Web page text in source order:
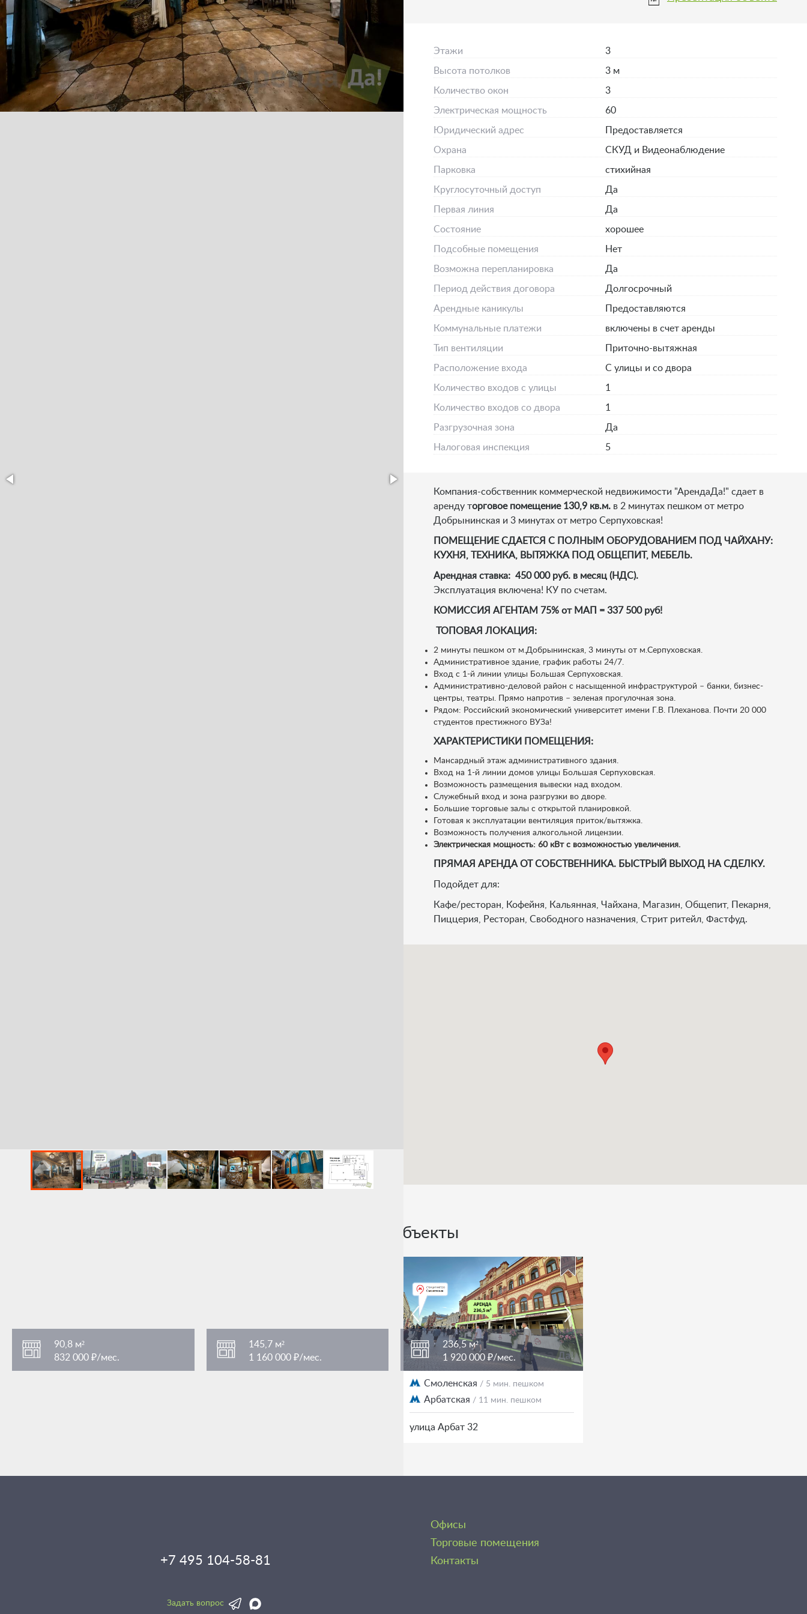
Этажи 3
Высота потолков 3 м
Количество окон 3
Электрическая мощность 60
Юридический адрес Предоставляется
Охрана СКУД и Видеонаблюдение
Парковка стихийная
Круглосуточный доступ Да
Первая линия Да
Состояние хорошее
Подсобные помещения Нет
Возможна перепланировка Да
Период действия договора Долгосрочный
Арендные каникулы Предоставляются
Коммунальные платежи включены в счет аренды
Тип вентиляции Приточно-вытяжная
Расположение входа С улицы и со двора
Количество входов с улицы 1
Количество входов со двора 1
Разгрузочная зона Да
Налоговая инспекция 5
Компания-собственник коммерческой недвижимости "АрендаДа!" сдает в
аренду торговое помещение 130,9 кв.м. в 2 минутах пешком от метро
Добрынинская и 3 минутах от метро Серпуховская!
ПОМЕЩЕНИЕ СДАЕТСЯ С ПОЛНЫМ ОБОРУДОВАНИЕМ ПОД ЧАЙХАНУ:
КУХНЯ, ТЕХНИКА, ВЫТЯЖКА ПОД ОБЩЕПИТ, МЕБЕЛЬ.
Арендная ставка: 450 000 руб. в месяц (НДС).
Эксплуатация включена! КУ по счетам.
КОМИССИЯ АГЕНТАМ 75% от МАП = 337 500 руб!
ТОПОВАЯ ЛОКАЦИЯ:
2 минуты пешком от м.Добрынинская, 3 минуты от м.Серпуховская.
Административное здание, график работы 24/7.
Вход с 1-й линии улицы Большая Серпуховская.
Административно-деловой район с насыщенной инфраструктурой – банки, бизнес-
центры, театры. Прямо напротив – зеленая прогулочная зона.
Рядом: Российский экономический университет имени Г.В. Плеханова. Почти 20 000
студентов престижного ВУЗа!
ХАРАКТЕРИСТИКИ ПОМЕЩЕНИЯ:
Мансардный этаж административного здания.
Вход на 1-й линии домов улицы Большая Серпуховская.
Возможность размещения вывески над входом.
Служебный вход и зона разгрузки во дворе.
Большие торговые залы с открытой планировкой.
Готовая к эксплуатации вентиляция приток/вытяжка.
Возможность получения алкогольной лицензии.
Электрическая мощность: 60 кВт с возможностью увеличения.
ПРЯМАЯ АРЕНДА ОТ СОБСТВЕННИКА. БЫСТРЫЙ ВЫХОД НА СДЕЛКУ.
Подойдет для:
Кафе/ресторан, Кофейня, Кальянная, Чайхана, Магазин, Общепит, Пекарня,
Пиццерия, Ресторан, Свободного назначения, Стрит ритейл, Фастфуд.
Похожие объекты
90,8 м²
832 000 ₽/мес.
145,7 м²
1 160 000 ₽/мес.
236,5 м²
1 920 000 ₽/мес.
Смоленская / 5 мин. пешком
Арбатская / 11 мин. пешком
улица Арбат 32
+7 495 104-58-81
Задать вопрос
Офисы
Торговые помещения
Контакты